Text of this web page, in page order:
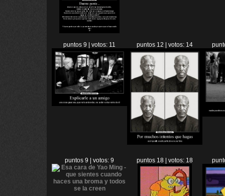
puntos 9 | votos: 11 puntos 12 | votos: 14
puntos 9 | votos: 9 puntos 18 | votos: 18